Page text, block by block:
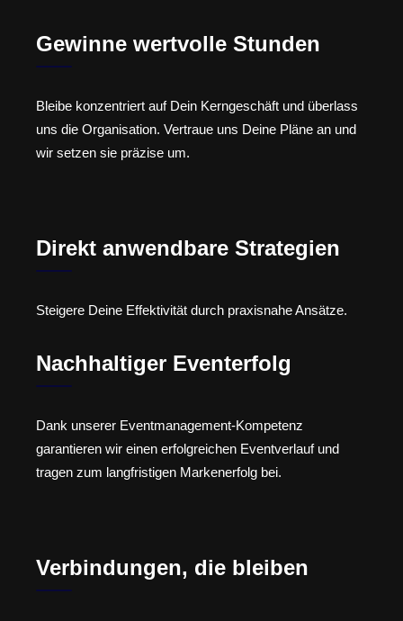
Gewinne wertvolle Stunden
Bleibe konzentriert auf Dein Kerngeschäft und überlass
uns die Organisation. Vertraue uns Deine Pläne an und
wir setzen sie präzise um.
Direkt anwendbare Strategien
Steigere Deine Effektivität durch praxisnahe Ansätze.
Nachhaltiger Eventerfolg
Dank unserer Eventmanagement-Kompetenz
garantieren wir einen erfolgreichen Eventverlauf und
tragen zum langfristigen Markenerfolg bei.
Verbindungen, die bleiben